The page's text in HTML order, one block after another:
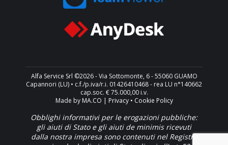
Alfa Service Srl ©2026 - Via Sottomonte, 6 - 55060 GUAMO
Capannori (LU) • c.f./p.iva/r.i. 01426410468 - rea LU n°140662
cap.soc. € 75.000,00 i.v.
Made by MA.CO | Privacy• Cookie Policy
Obblighi informativi per le erogazioni pubbliche:
gli aiuti di Stato e gli aiuti de minimis ricevuti
dalla nostra impresa sono contenuti nel Registro